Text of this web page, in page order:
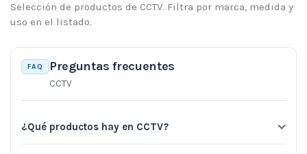
Selección de productos de CCTV. Filtra por marca, medida y
uso en el listado.
FAQ Preguntas frecuentes
CCTV
¿Qué productos hay en CCTV?